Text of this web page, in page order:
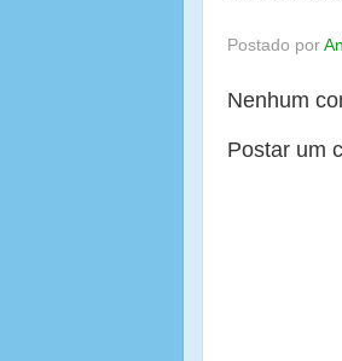
Postado por
Nenhum
Postar um